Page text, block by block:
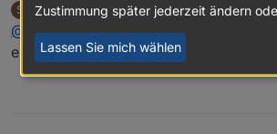
mal schicken?
Kondenstoremproblem betroffen
wohl was anderes Defekt.
S skorpilschrieb am7. März 2025, 00:19
zuletzt editiert von
@ labersackmagst Du ihn dennoch
es kein C26 Problem ist?
Zustimmung später jederzeit ändern
Lassen Sie mich wählen